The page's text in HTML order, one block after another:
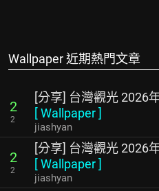
Wallpaper 近期熱門文章
2
2
[分享] 台灣觀光 2026
[Wallpaper]
jiashyan
2
2
[分享] 台灣觀光 2026
[Wallpaper]
jiashyan